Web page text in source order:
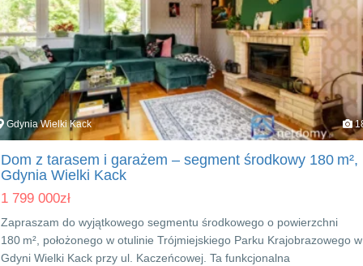
Gdynia Wielki Kack
Dom z tarasem i garażem – segment środkowy 180 m²,
Gdynia Wielki Kack
1 799 000zł
Zapraszam do wyjątkowego segmentu środkowego o powierzchni
180 m², położonego w otulinie Trójmiejskiego Parku Krajobrazowego w
Gdyni Wielki Kack przy ul. Kaczeńcowej. Ta funkcjonalna